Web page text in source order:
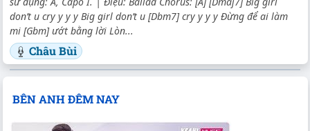
don’t u cry y y y Big girl don’t u [Dbm7] cry y y y Đừng để ai làm
mi [Gbm] ướt bằng lời Lòn...
Châu Bùi
BÊN ANH ĐÊM NAY